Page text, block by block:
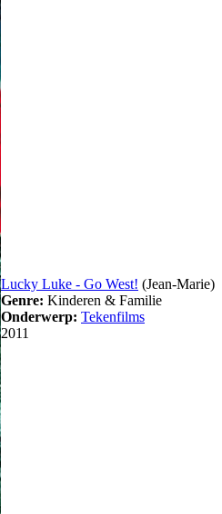
Lucky Luke - Go West! (Jean-Marie)
Genre: Kinderen & Familie
Onderwerp: Tekenfilms
2011